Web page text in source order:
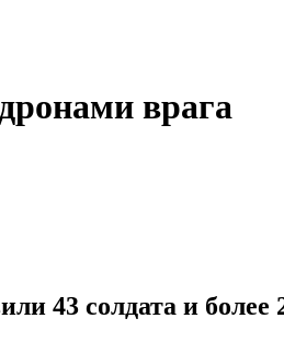
врага
43 солдата и более